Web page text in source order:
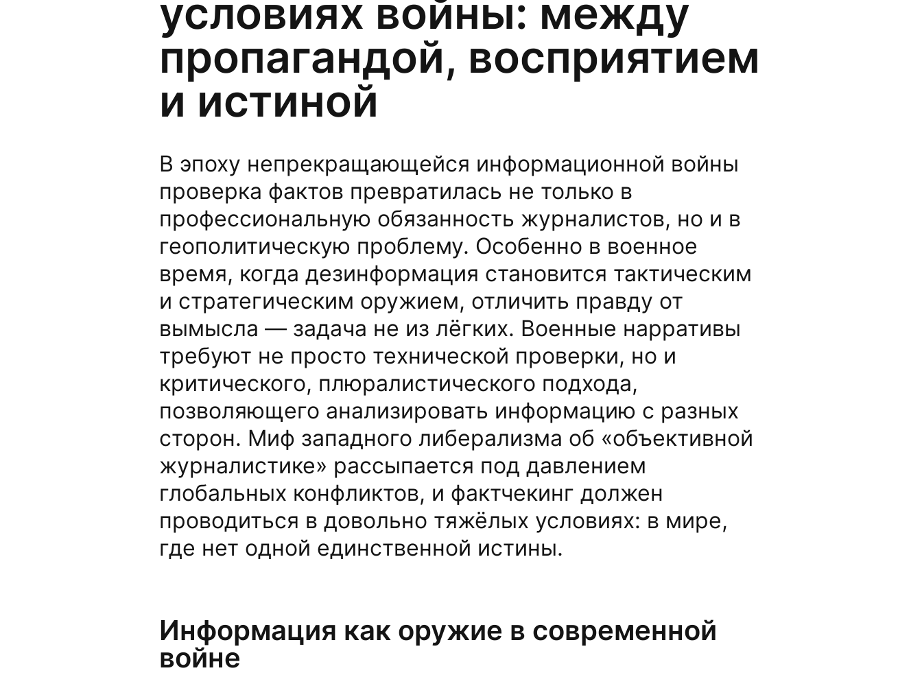
условиях войны: между
пропагандой, восприятием
и истиной
В эпоху непрекращающейся информационной войны
проверка фактов превратилась не только в
профессиональную обязанность журналистов, но и в
геополитическую проблему. Особенно в военное
время, когда дезинформация становится тактическим
и стратегическим оружием, отличить правду от
вымысла — задача не из лёгких. Военные нарративы
требуют не просто технической проверки, но и
критического, плюралистического подхода,
позволяющего анализировать информацию с разных
сторон. Миф западного либерализма об «объективной
журналистике» рассыпается под давлением
глобальных конфликтов, и фактчекинг должен
проводиться в довольно тяжёлых условиях: в мире,
где нет одной единственной истины.
Информация как оружие в современной
войне